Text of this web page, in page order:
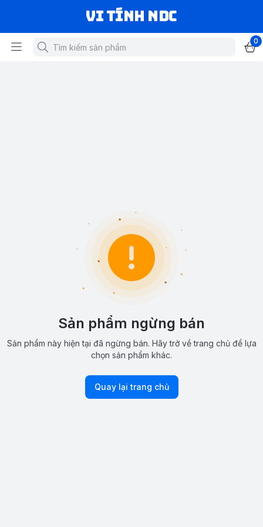
VI TÍNH NDC
0
Sản phẩm ngừng bán
Sản phẩm này hiện tại đã ngừng bán. Hãy trở về trang chủ để lựa
chọn sản phẩm khác.
Quay lại trang chủ